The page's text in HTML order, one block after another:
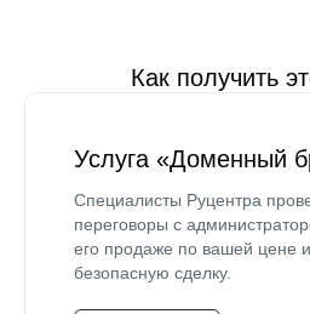
Как получить
Услуга «Доменный
Специалисты Руцентра
переговоры с
его продаже по вашей цене
безопасную сделку.